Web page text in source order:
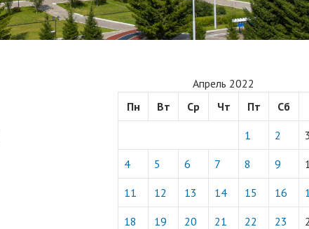
Апрель 2022
Пн
Вт Ср Чт Пт Сб
1 2
4 5 6 7 8 9
11 12 13 14 15 16
18 19 20 21 22 23